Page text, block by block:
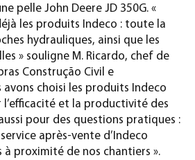
pelle John Deere JD 350G. «
les produits Indeco : toute la
hydrauliques, ainsi que les
» souligne M. Ricardo, chef de
Construção Civil e
avons choisi les produits Indeco
l’efficacité et la productivité des
pour des questions pratiques :
après-vente d’Indeco
à proximité de nos chantiers ».